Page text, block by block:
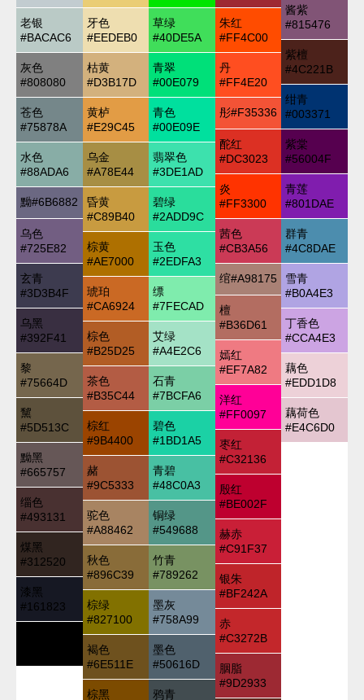
酱紫
#815476
紫檀
#4C221B
绀青
#003371
紫棠
#56004F
青莲
#801DAE
群青
#4C8DAE
雪青
#B0A4E3
丁香色
#CCA4E3
藕色
#EDD1D8
藕荷色
#E4C6D0
朱红
#FF4C00
丹
#FF4E20
彤#F35336
酡红
#DC3023
炎
#FF3300
茜色
#CB3A56
绾#A98175
檀
#B36D61
嫣红
#EF7A82
洋红
#FF0097
枣红
#C32136
殷红
#BE002F
赫赤
#C91F37
银朱
#BF242A
赤
#C3272B
胭脂
#9D2933
草绿
#40DE5A
青翠
#00E079
青色
#00E09E
翡翠色
#3DE1AD
碧绿
#2ADD9C
玉色
#2EDFA3
缥
#7FECAD
艾绿
#A4E2C6
石青
#7BCFA6
碧色
#1BD1A5
青碧
#48C0A3
铜绿
#549688
竹青
#789262
墨灰
#758A99
墨色
#50616D
鸦青
牙色
#EEDEB0
枯黄
#D3B17D
黄栌
#E29C45
乌金
#A78E44
昏黄
#C89B40
棕黄
#AE7000
琥珀
#CA6924
棕色
#B25D25
茶色
#B35C44
棕红
#9B4400
赭
#9C5333
驼色
#A88462
秋色
#896C39
棕绿
#827100
褐色
#6E511E
棕黑
老银
#BACAC6
灰色
#808080
苍色
#75878A
水色
#88ADA6
黝#6B6882
乌色
#725E82
玄青
#3D3B4F
乌黑
#392F41
黎
#75664D
黧
#5D513C
黝黑
#665757
缁色
#493131
煤黑
#312520
漆黑
#161823